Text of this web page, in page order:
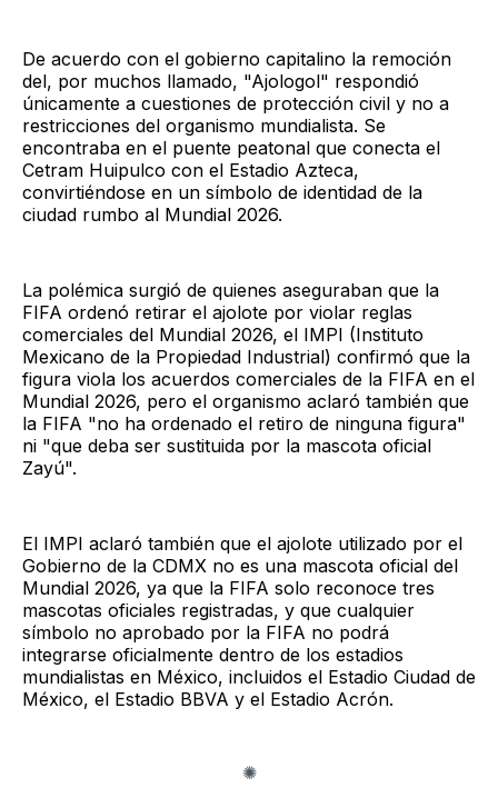
De acuerdo con el gobierno capitalino la remoción
del, por muchos llamado, "Ajologol" respondió
únicamente a cuestiones de protección civil y no a
restricciones del organismo mundialista. Se
encontraba en el puente peatonal que conecta el
Cetram Huipulco con el Estadio Azteca,
convirtiéndose en un símbolo de identidad de la
ciudad rumbo al Mundial 2026.
La polémica surgió de quienes aseguraban que la
FIFA ordenó retirar el ajolote por violar reglas
comerciales del Mundial 2026, el IMPI (Instituto
Mexicano de la Propiedad Industrial) confirmó que la
figura viola los acuerdos comerciales de la FIFA en el
Mundial 2026, pero el organismo aclaró también que
la FIFA "no ha ordenado el retiro de ninguna figura"
ni "que deba ser sustituida por la mascota oficial
Zayú".
El IMPI aclaró también que el ajolote utilizado por el
Gobierno de la CDMX no es una mascota oficial del
Mundial 2026, ya que la FIFA solo reconoce tres
mascotas oficiales registradas, y que cualquier
símbolo no aprobado por la FIFA no podrá
integrarse oficialmente dentro de los estadios
mundialistas en México, incluidos el Estadio Ciudad de
México, el Estadio BBVA y el Estadio Acrón.